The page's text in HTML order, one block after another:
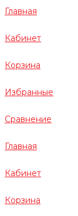
Главная
Кабинет
Корзина
Избранные
Сравнение
Главная
Кабинет
Корзина